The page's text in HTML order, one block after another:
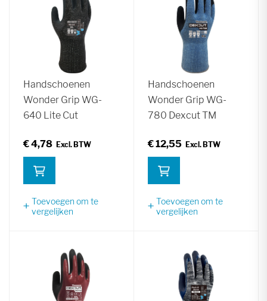
Handschoenen
Wonder Grip WG-
640 Lite Cut
€ 4,78
Toevoegen om te
vergelijken
Handschoenen
Wonder Grip WG-
780 Dexcut TM
€ 12,55
Toevoegen om te
vergelijken